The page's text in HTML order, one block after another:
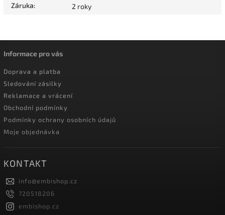
Záruka: 2 roky
Informace pro vás
Doprava a platba
Sledování zásilky
Reklamace a vrácení
Obchodní podmínky
Podmínky ochrany osobních údajů
Moje objednávka
KONTAKT
info@embishop.cz
720518206
embishop.cz